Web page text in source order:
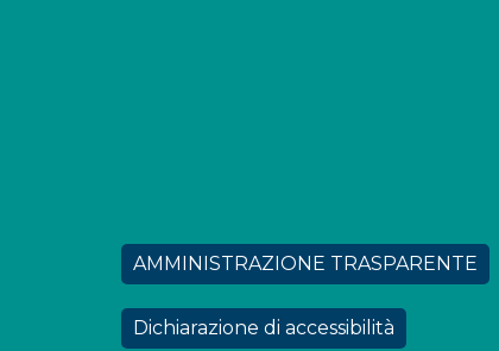
AMMINISTRAZIONE TRASPARENTE
Dichiarazione di accessibilità